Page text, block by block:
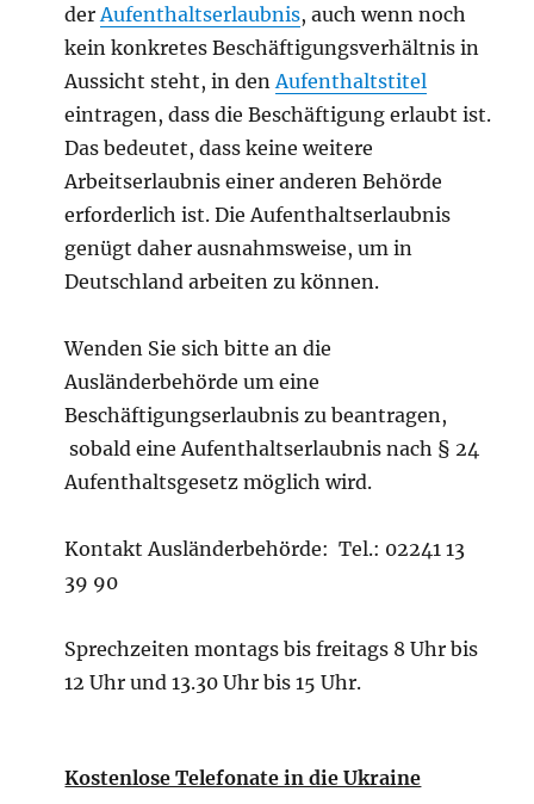
der Aufenthaltserlaubnis, auch wenn noch
kein konkretes Beschäftigungsverhältnis in
Aussicht steht, in den Aufenthaltstitel
eintragen, dass die Beschäftigung erlaubt ist.
Das bedeutet, dass keine weitere
Arbeitserlaubnis einer anderen Behörde
erforderlich ist. Die Aufenthaltserlaubnis
genügt daher ausnahmsweise, um in
Deutschland arbeiten zu können.
Wenden Sie sich bitte an die
Ausländerbehörde um eine
Beschäftigungserlaubnis zu beantragen,
sobald eine Aufenthaltserlaubnis nach § 24
Aufenthaltsgesetz möglich wird.
Kontakt Ausländerbehörde: Tel.: 02241 13
39 90
Sprechzeiten montags bis freitags 8 Uhr bis
12 Uhr und 13.30 Uhr bis 15 Uhr.
Kostenlose Telefonate in die Ukraine